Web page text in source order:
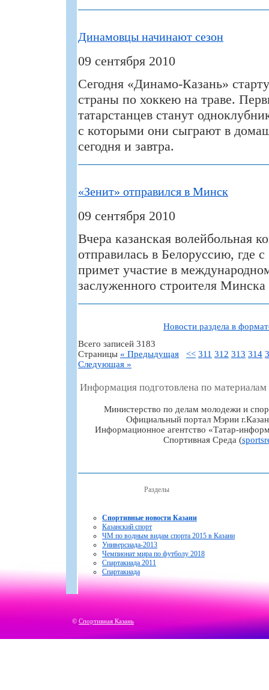
Динамовцы начинают сезон
09 сентября 2010
Сегодня «Динамо-Казань»
страны по хоккею на траве.
татарстанцев станут
с которыми они сыграют в
сегодня и завтра.
«Зенит» отправился в Минск
09 сентября 2010
Вчера казанская волейбольная
отправилась в Белоруссию, где
примет участие в
заслуженного строителя
Новости раздела в
Всего записей 3183
Страницы « Предыдущая << 311 312 313 314
Следующая »
Информация подготовлена по
Министерство по делам молодежи и
Официальный портал Мэрии
Информационное агентство «Татар-
Спортивная Среда (
Разделы
Спортивные новости Казани
Казанский спорт
ЧМ по водным видам спорта 2015 в Казани
Универсиада-2013
Чемпионат мира по футболу 2018
Спартакиада 2011
Спартакиада
© Спортивная Казань